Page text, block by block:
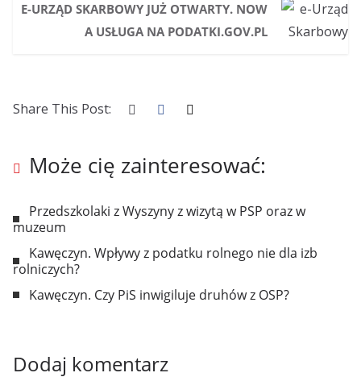
E-URZĄD SKARBOWY JUŻ OTWARTY. NOW
A USŁUGA NA PODATKI.GOV.PL
Share This Post:
Może cię zainteresować:
Przedszkolaki z Wyszyny z wizytą w PSP oraz w
muzeum
Kawęczyn. Wpływy z podatku rolnego nie dla izb
rolniczych?
Kawęczyn. Czy PiS inwigiluje druhów z OSP?
Dodaj komentarz